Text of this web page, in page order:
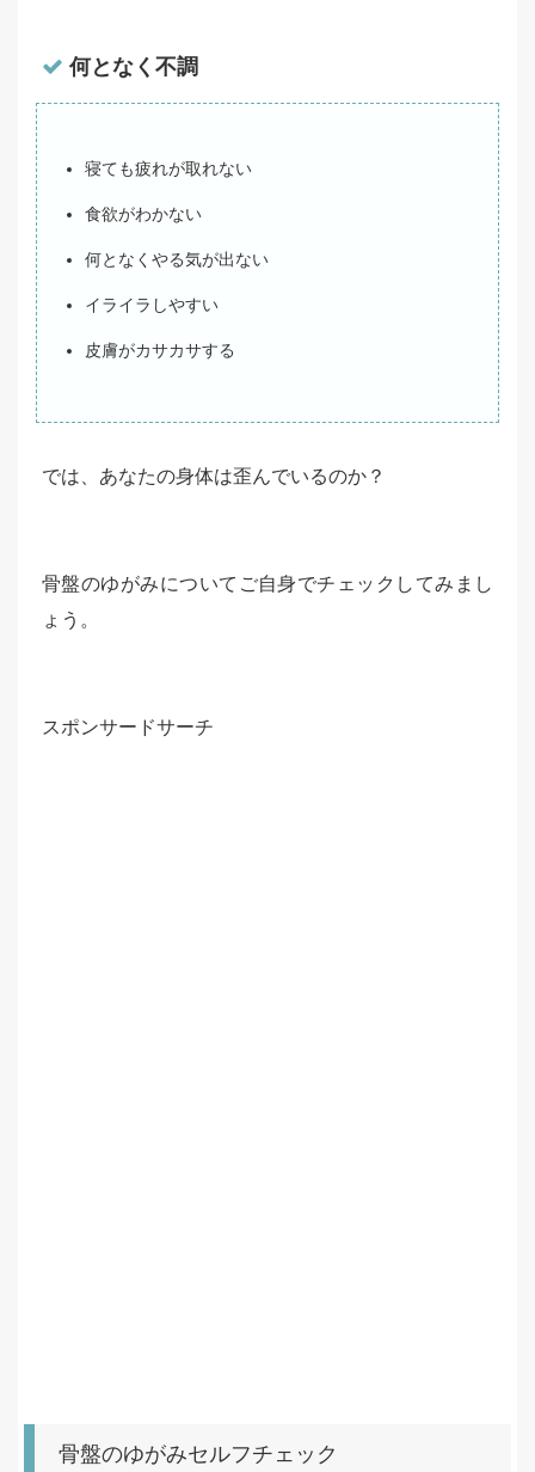
何となく不調
寝ても疲れが取れない
食欲がわかない
何となくやる気が出ない
イライラしやすい
皮膚がカサカサする
では、あなたの身体は歪んでいるのか？
骨盤のゆがみについてご自身でチェックしてみまし
ょう。
スポンサードサーチ
骨盤のゆがみセルフチェック